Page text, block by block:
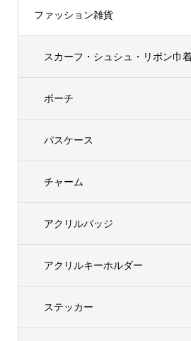
ファッション雑貨
スカーフ・シュシュ・リボン巾
ポーチ
パスケース
チャーム
アクリルバッジ
アクリルキーホルダー
ステッカー